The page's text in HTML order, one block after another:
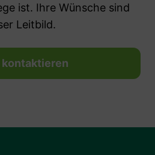
ist. Ihre Wünsche sind
Leitbild.